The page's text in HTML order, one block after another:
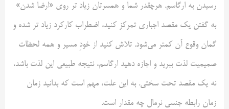
رسیدن به ارگاسم. هرچقدر شما و همسرتان زیاد تر روی «ارضا شدن»
به گفتن یک مقصد اجباری تمرکز کنید، اضطراب کارکرد زیاد تر شده و
گمان وقوع آن کمتر می‌شود. تلاش کنید از خودِ مسیر و همه لحظات
صمیمیت لذت ببرید و اجازه دهید ارگاسم، نتیجه طبیعی این لذت باشد،
نه یک مقصد تحت سختی. به این علت، مهم است که بدانید زمان
زمان رابطه جنسی نرمال چه مقدار است.